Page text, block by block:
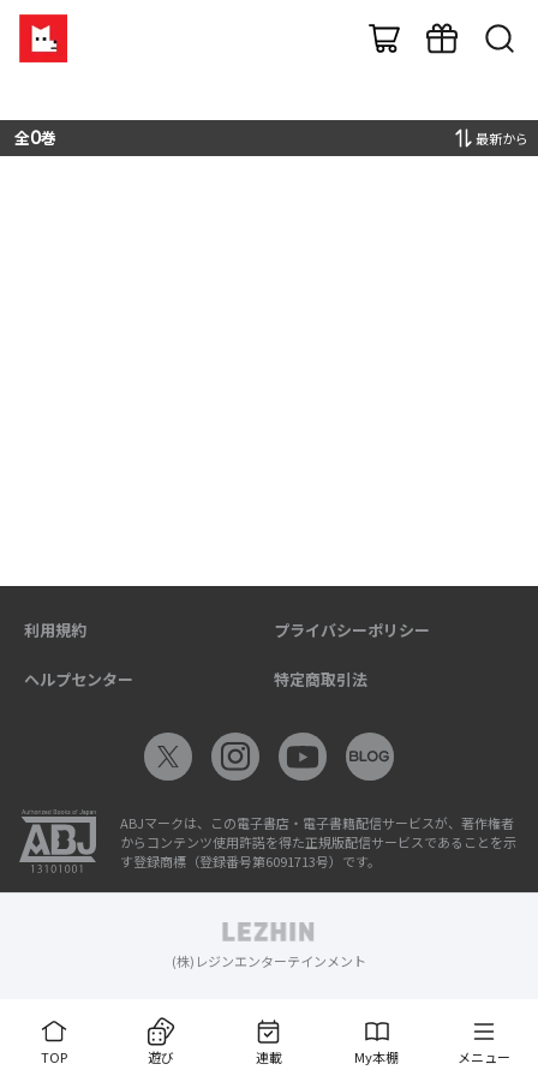
全0巻 最新から
TOP 遊び 連載 My本棚 メニュー
利用規約 プライバシーポリシー
ヘルプセンター 特定商取引法
ABJマークは、この電子書店・電子書籍配信サービスが、著作権者
からコンテンツ使用許諾を得た正規版配信サービスであることを示
す登録商標（登録番号第6091713号）です。
(株)レジンエンターテインメント